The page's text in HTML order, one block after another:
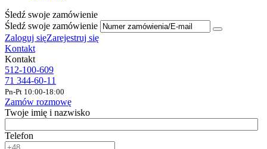
Śledź swoje zamówienie
Śledź swoje zamówienie
Zaloguj sięZarejestruj się
Kontakt
Kontakt
512-100-609
71 344-60-11
Pn-Pt 10:00-18:00
Zamów rozmowę
Twoje imię i nazwisko
Telefon